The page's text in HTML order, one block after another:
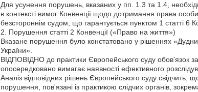
Для усунення порушень, вказаних у пп. 1.3 та 1.4,
в контексті вимог Конвенції щодо дотримання права
безстороннім судом, що гарантується пунктом 1 статті 6
2. Порушення статті 2 Конвенції («Право на життя»)
Вказане порушення було констатовано у рішеннях
України».
ВІДПОВІДНО до практики Європейського суду обов'язок
опосередковано вимагає наявності ефективного
Аналіз відповідних рішень Європейського суду свідчить,
порушення, пов'язані із практикою слідчих органів,